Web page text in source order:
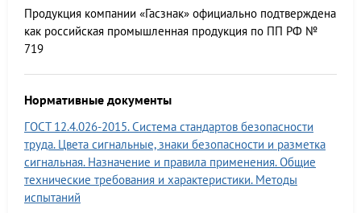
Продукция компании «Гасзнак» официально подтверждена
как российская промышленная продукция по ПП РФ №
719
Нормативные документы
ГОСТ 12.4.026-2015. Система стандартов безопасности
труда. Цвета сигнальные, знаки безопасности и разметка
сигнальная. Назначение и правила применения. Общие
технические требования и характеристики. Методы
испытаний